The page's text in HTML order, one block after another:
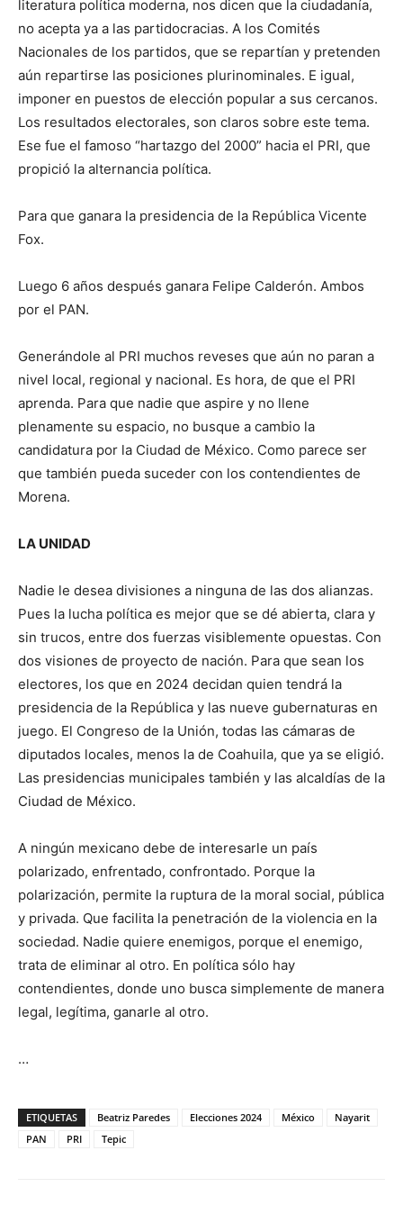
literatura política moderna, nos dicen que la ciudadanía,
no acepta ya a las partidocracias. A los Comités
Nacionales de los partidos, que se repartían y pretenden
aún repartirse las posiciones plurinominales. E igual,
imponer en puestos de elección popular a sus cercanos.
Los resultados electorales, son claros sobre este tema.
Ese fue el famoso “hartazgo del 2000” hacia el PRI, que
propició la alternancia política.
Para que ganara la presidencia de la República Vicente
Fox.
Luego 6 años después ganara Felipe Calderón. Ambos
por el PAN.
Generándole al PRI muchos reveses que aún no paran a
nivel local, regional y nacional. Es hora, de que el PRI
aprenda. Para que nadie que aspire y no llene
plenamente su espacio, no busque a cambio la
candidatura por la Ciudad de México. Como parece ser
que también pueda suceder con los contendientes de
Morena.
LA UNIDAD
Nadie le desea divisiones a ninguna de las dos alianzas.
Pues la lucha política es mejor que se dé abierta, clara y
sin trucos, entre dos fuerzas visiblemente opuestas. Con
dos visiones de proyecto de nación. Para que sean los
electores, los que en 2024 decidan quien tendrá la
presidencia de la República y las nueve gubernaturas en
juego. El Congreso de la Unión, todas las cámaras de
diputados locales, menos la de Coahuila, que ya se eligió.
Las presidencias municipales también y las alcaldías de la
Ciudad de México.
A ningún mexicano debe de interesarle un país
polarizado, enfrentado, confrontado. Porque la
polarización, permite la ruptura de la moral social, pública
y privada. Que facilita la penetración de la violencia en la
sociedad. Nadie quiere enemigos, porque el enemigo,
trata de eliminar al otro. En política sólo hay
contendientes, donde uno busca simplemente de manera
legal, legítima, ganarle al otro.
…
ETIQUETAS Beatriz Paredes Elecciones 2024 México
Nayarit
PAN
PRI Tepic